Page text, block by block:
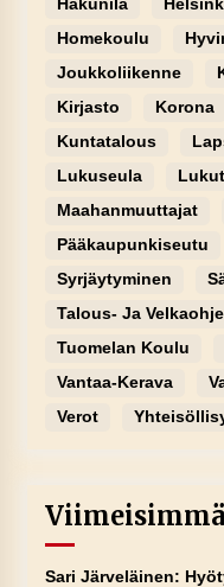
Homekoulu
Joukkoliikenne
Kirjasto
Korona
Kuntatalous
Lukuseula
Maahanmuuttajat
Pääkaupunkiseutu
Syrjäytyminen
Talous- Ja
Tuomelan Koulu
Vantaa-Kerava
Verot
Sari Järveläinen: